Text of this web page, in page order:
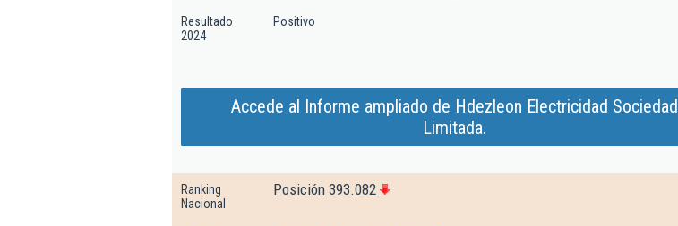
Resultado
2024
Positivo
Accede al Informe ampliado de Hdezleon Electricidad Sociedad
Limitada.
Ranking
Nacional
Posición 393.082